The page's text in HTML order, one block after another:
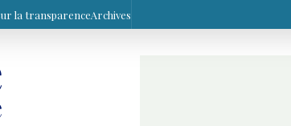
la transparenceArchives